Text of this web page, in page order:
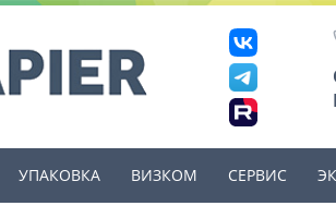
УПАКОВКА ВИЗКОМ СЕРВИС